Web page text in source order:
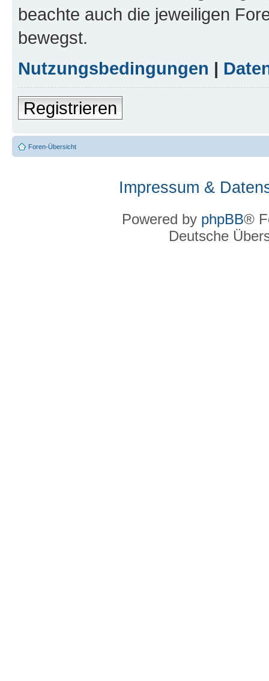
beachte auch die jeweiligen
bewegst.
Nutzungsbedingungen |
Registrieren
Foren-Übersicht
Impressum &
Powered by phpBB®
Deutsche